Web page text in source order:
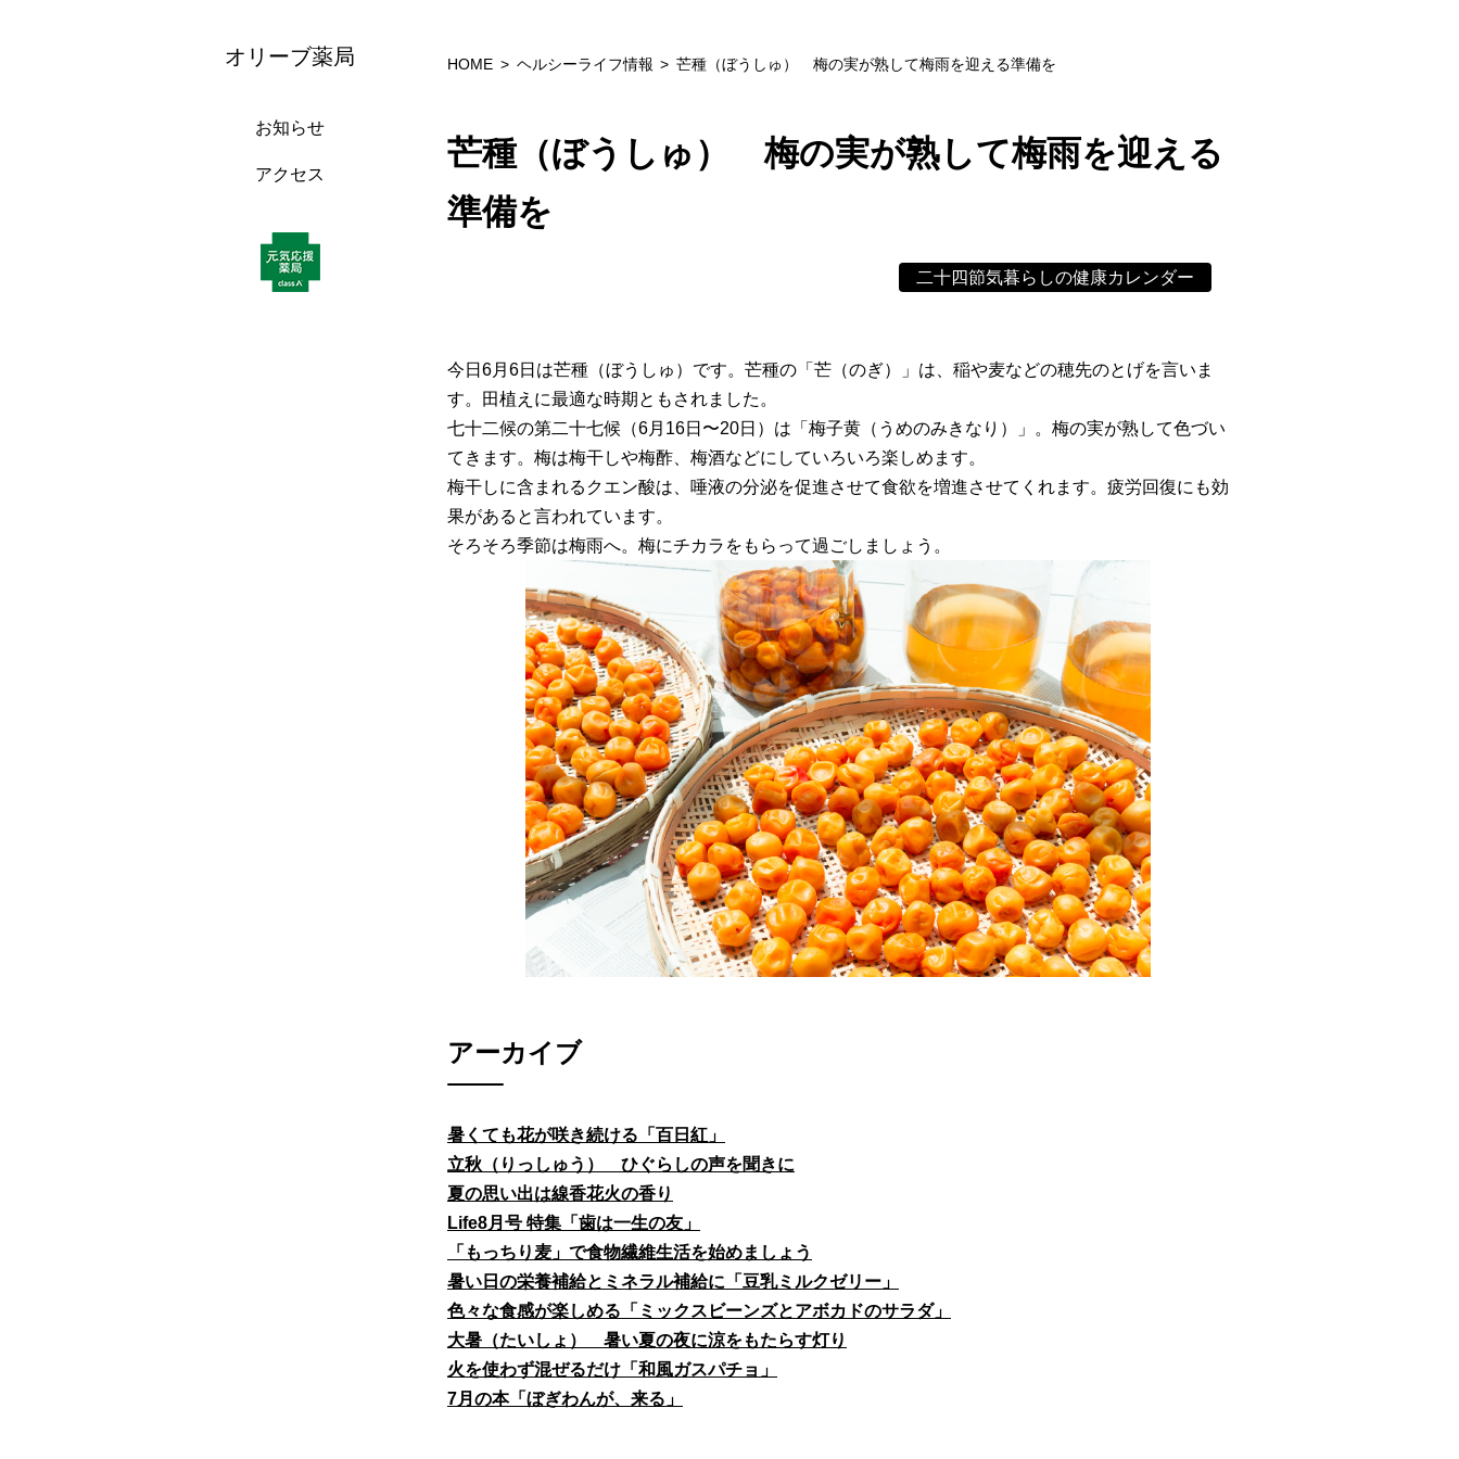
オリーブ薬局
お知らせ
アクセス
HOME ヘルシーライフ情報 芒種（ぼうしゅ） 梅の実が熟して梅雨を迎える準備を
芒種（ぼうしゅ） 梅の実が熟して梅雨を迎える
準備を
二十四節気暮らしの健康カレンダー
今日6月6日は芒種（ぼうしゅ）です。芒種の「芒（のぎ）」は、稲や麦などの穂先のとげを言いま
す。田植えに最適な時期ともされました。
七十二候の第二十七候（6月16日〜20日）は「梅子黄（うめのみきなり）」。梅の実が熟して色づい
てきます。梅は梅干しや梅酢、梅酒などにしていろいろ楽しめます。
梅干しに含まれるクエン酸は、唾液の分泌を促進させて食欲を増進させてくれます。疲労回復にも効
果があると言われています。
そろそろ季節は梅雨へ。梅にチカラをもらって過ごしましょう。
アーカイブ
暑くても花が咲き続ける「百日紅」
立秋（りっしゅう） ひぐらしの声を聞きに
夏の思い出は線香花火の香り
Life8月号 特集「歯は一生の友」
「もっちり麦」で食物繊維生活を始めましょう
暑い日の栄養補給とミネラル補給に「豆乳ミルクゼリー」
色々な食感が楽しめる「ミックスビーンズとアボカドのサラダ」
大暑（たいしょ） 暑い夏の夜に涼をもたらす灯り
火を使わず混ぜるだけ「和風ガスパチョ」
7月の本「ぼぎわんが、来る」